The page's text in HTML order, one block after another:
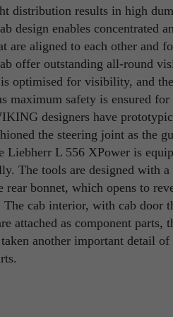
distribution results in high
design enables concentrated
are aligned to each other and
offer outstanding all-round
optimised for visibility, and
maximum safety is ensured for
designers have
the steering joint as the
Liebherr L 556 XPower is
The tools are designed with a
bonnet, which opens to
cab interior, with cab door
as component parts,
another important detail
PHPSESSID
TYPO3
Laufzeit Ende der Sitzung
PHPs Standard Sitzungs
relevant).
be_typo_user
Ende der Sitzung
Google Analytics
1 Jahr
Enthält eine zufallsgenerierte
Google Analytics
wiedererkennen und die Daten
zusammenführen.
_gid